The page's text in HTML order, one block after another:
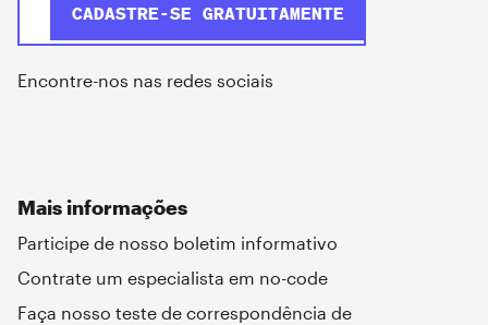
Encontre-nos nas redes sociais
Mais informações
Participe de nosso boletim informativo
Contrate um especialista em no-code
Faça nosso teste de correspondência de